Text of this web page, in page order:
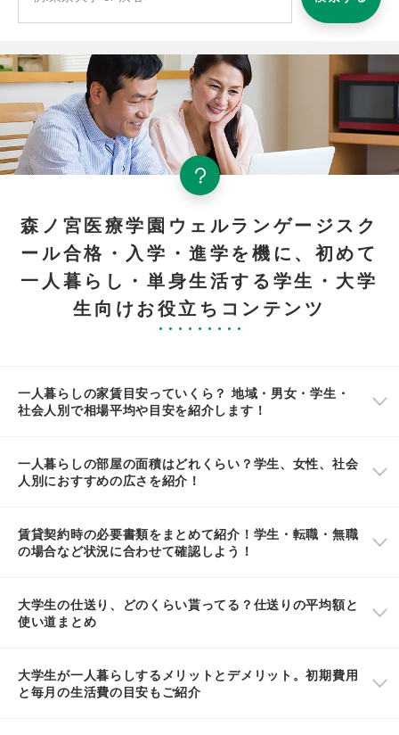
森ノ宮医療学園ウェルランゲージスク
ール合格・入学・進学を機に、初めて
一人暮らし・単身生活する学生・大学
生向けお役立ちコンテンツ
一人暮らしの家賃目安っていくら？ 地域・男女・学生・
社会人別で相場平均や目安を紹介します！
一人暮らしの部屋の面積はどれくらい？学生、女性、社会
人別におすすめの広さを紹介！
賃貸契約時の必要書類をまとめて紹介！学生・転職・無職
の場合など状況に合わせて確認しよう！
大学生の仕送り、どのくらい貰ってる？仕送りの平均額と
使い道まとめ
大学生が一人暮らしするメリットとデメリット。初期費用
と毎月の生活費の目安もご紹介